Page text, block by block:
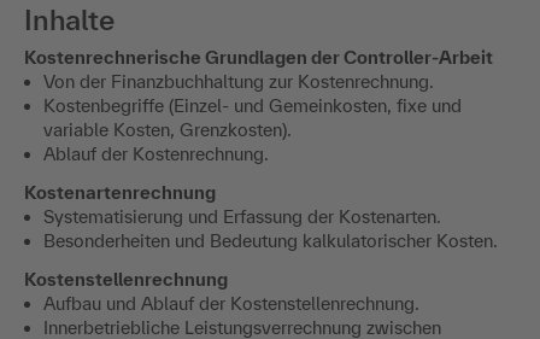
Inhalte
Kostenrechnerische Grundlagen der Controller-Arbeit
Von der Finanzbuchhaltung zur Kostenrechnung.
Kostenbegriffe (Einzel- und Gemeinkosten, fixe und
variable Kosten, Grenzkosten).
Ablauf der Kostenrechnung.
Kostenartenrechnung
Systematisierung und Erfassung der Kostenarten.
Besonderheiten und Bedeutung kalkulatorischer Kosten.
Kostenstellenrechnung
Aufbau und Ablauf der Kostenstellenrechnung.
Innerbetriebliche Leistungsverrechnung zwischen